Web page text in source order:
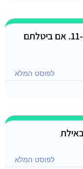
מחפשים חושה עם מקום ל8 , 11-15.4. אם ביטלתם
לפוסט המלא
לפוסט המלא